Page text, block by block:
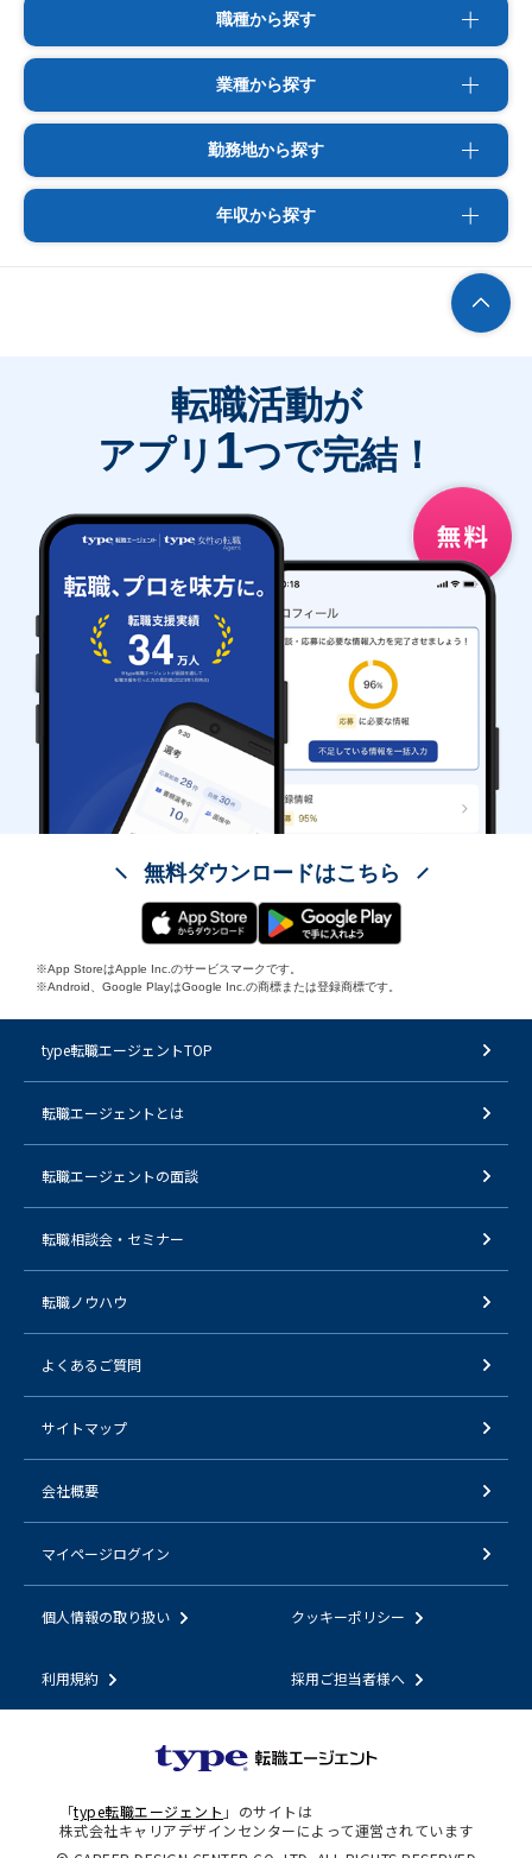
職種から探す
業種から探す
勤務地から探す
年収から探す
転職活動が
アプリ 1つで完結！
無料ダウンロードはこちら
※App StoreはApple Inc.のサービスマークです。
※Android、Google PlayはGoogle Inc.の商標または登録商標です。
type転職エージェントTOP
転職エージェントとは
転職エージェントの面談
転職相談会・セミナー
転職ノウハウ
よくあるご質問
サイトマップ
会社概要
マイページログイン
個人情報の取り扱い クッキーポリシー
利用規約 採用ご担当者様へ
「type転職エージェント 」のサイトは
株式会社キャリアデザインセンターによって運営されています